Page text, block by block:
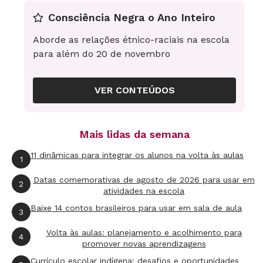
Consciência Negra o Ano Inteiro
Aborde as relações étnico-raciais na escola
para além do 20 de novembro
VER CONTEÚDOS
Mais lidas da semana
1 11 dinâmicas para integrar os alunos na volta às aulas
2
Datas comemorativas de agosto de 2026 para usar em
atividades na escola
3 Baixe 14 contos brasileiros para usar em sala de aula
4
Volta às aulas: planejamento e acolhimento para
promover novas aprendizagens
Currículo escolar indígena: desafios e oportunidades